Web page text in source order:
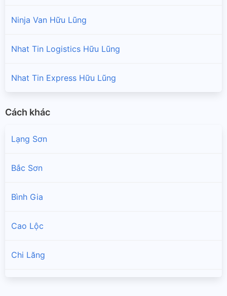
Ninja Van Hữu Lũng
Nhat Tin Logistics Hữu Lũng
Nhat Tin Express Hữu Lũng
Cách khác
Lạng Sơn
Bắc Sơn
Bình Gia
Cao Lộc
Chi Lăng